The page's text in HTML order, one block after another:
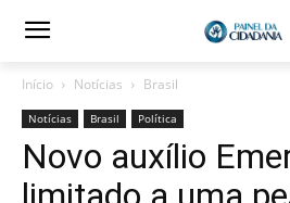
Início Notícias Brasil
Notícias Brasil Política
Novo auxílio